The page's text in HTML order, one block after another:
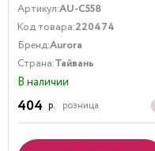
Артикул:AU-C558
Код товара:220474
Бренд:Aurora
Страна:Тайвань
В наличии
404 р. розница